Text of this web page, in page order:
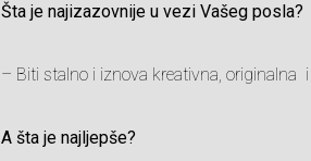
Šta je najizazovnije u vezi Vašeg posla?
– Biti stalno i iznova kreativna, originalna
A šta je najljepše?